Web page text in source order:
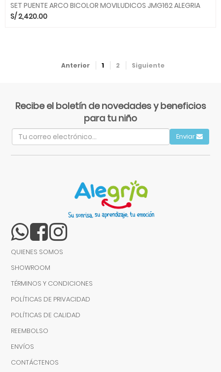
SET PUENTE ARCO BICOLOR MOVILUDICOS JMG162 ALEGRIA
S/2,420.00
Anterior 1 2 Siguiente
Recibe el boletín de novedades y beneficios
para tu niño
Enviar
QUIENES SOMOS
SHOWROOM
TÉRMINOS Y CONDICIONES
POLÍTICAS DE PRIVACIDAD
POLÍTICAS DE CALIDAD
REEMBOLSO
ENVÍOS
CONTÁCTENOS